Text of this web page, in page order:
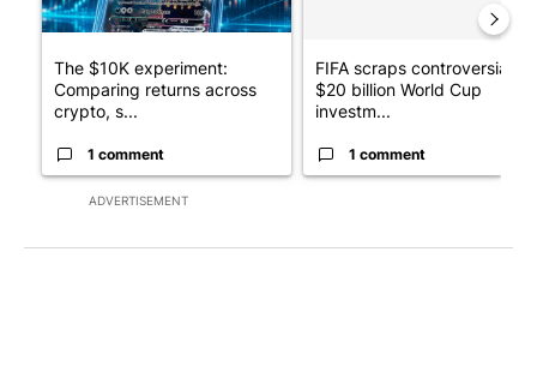
ADVERTISEMENT
The $10K experiment:
Comparing returns across
crypto, s...
1 comment
FIFA scraps controversial
$20 billion World Cup
investm...
1 comment